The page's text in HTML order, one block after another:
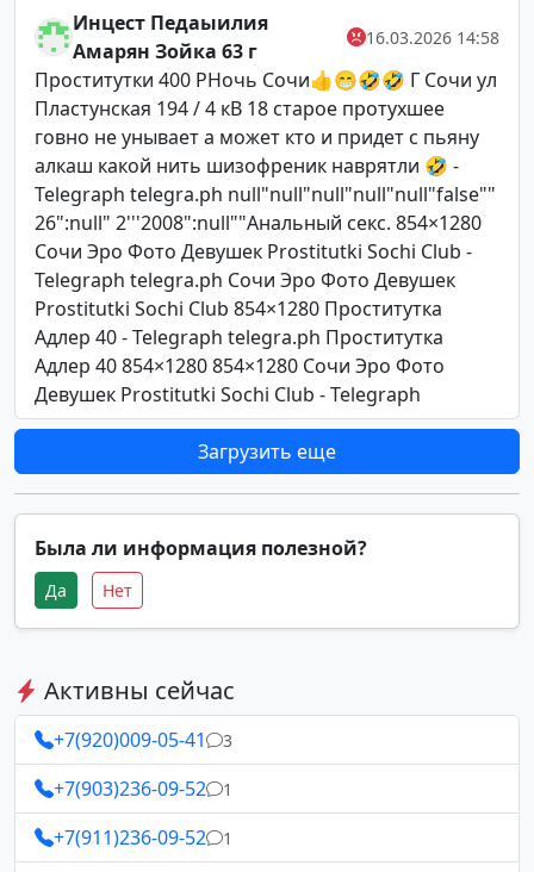
Инцест Педаыилия
Амарян Зойка 63 г
16.03.2026 14:58
Проститутки 400 РНочь Сочи👍😁🤣🤣 Г Сочи ул
Пластунская 194 / 4 кВ 18 старое протухшее
говно не унывает а может кто и придет с пьяну
алкаш какой нить шизофреник наврятли 🤣 -
Telegraph telegra.ph null"null"null"null"null"false""
26":null" 2'''2008":null""Анальный секс. 854×1280
Сочи Эро Фото Девушек Prostitutki Sochi Club -
Telegraph telegra.ph Сочи Эро Фото Девушек
Prostitutki Sochi Club 854×1280 Проститутка
Адлер 40 - Telegraph telegra.ph Проститутка
Адлер 40 854×1280 854×1280 Сочи Эро Фото
Девушек Prostitutki Sochi Club - Telegraph
Загрузить еще
Была ли информация полезной?
Да Нет
Активны сейчас
+7(920)009-05-41 3
+7(903)236-09-52 1
+7(911)236-09-52 1